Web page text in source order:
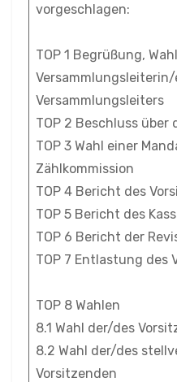
vorgeschlagen:
TOP 1 Begrüßung,
Versammlungsleiterin/
Versammlungsleiters
TOP 2 Beschluss über
TOP 3 Wahl einer
Zählkommission
TOP 4 Bericht des
TOP 5 Bericht des
TOP 6 Bericht der
TOP 7 Entlastung des
TOP 8 Wahlen
8.1 Wahl der/des
8.2 Wahl der/des
Vorsitzenden